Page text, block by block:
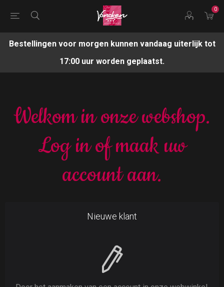
0
Bestellingen voor morgen kunnen vandaag uiterlijk tot
17:00 uur worden geplaatst.
Welkom in onze webshop.
Log in of maak uw
account aan.
Nieuwe klant